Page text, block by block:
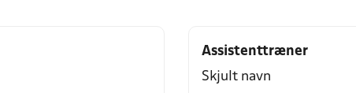
Assistenttræner
Skjult navn